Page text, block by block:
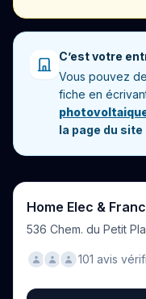
C’est votre
Vous pouvez
fiche en
la page du
536 Chem. du Petit
101 avis